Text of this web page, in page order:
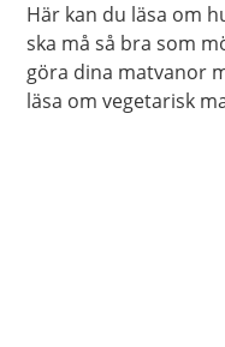
Här kan du läsa om
ska må så bra som
göra dina matvanor
läsa om vegetarisk